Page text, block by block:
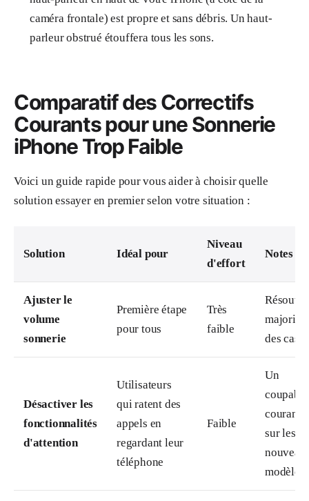
caméra frontale) est propre et sans débris. Un haut-
parleur obstrué étouffera tous les sons.
Comparatif des Correctifs
Courants pour une Sonnerie
iPhone Trop Faible
Voici un guide rapide pour vous aider à choisir quelle
solution essayer en premier selon votre situation :
Solution Idéal pour
Niveau
d'effort
Notes
Ajuster le
volume
sonnerie
Première étape
pour tous
Très
faible
Résout la
majorité
des cas.
Désactiver les
fonctionnalités
d'attention
Utilisateurs
qui ratent des
appels en
regardant leur
téléphone
Faible
Un
coupable
courant
sur les
modèles.